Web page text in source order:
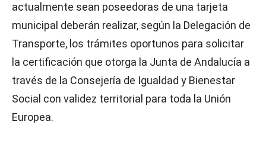
actualmente sean poseedoras de una tarjeta
municipal deberán realizar, según la Delegación de
Transporte, los trámites oportunos para solicitar
la certificación que otorga la Junta de Andalucía a
través de la Consejería de Igualdad y Bienestar
Social con validez territorial para toda la Unión
Europea.